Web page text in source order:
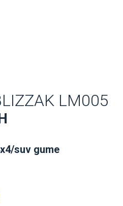
LM005
suv gume